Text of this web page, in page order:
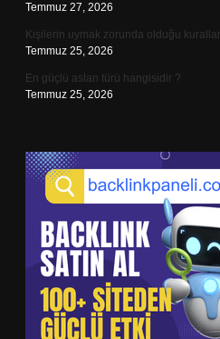
Temmuz 27, 2026
Kişilerin uymak zorunda olduğu
Temmuz 25, 2026
En güçlü aslan türü hangisidir ?
Temmuz 25, 2026